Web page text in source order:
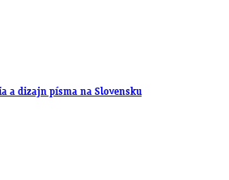
a dizajn písma na Slovensku